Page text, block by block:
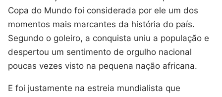
Copa do Mundo foi considerada por ele um dos
momentos mais marcantes da história do país.
Segundo o goleiro, a conquista uniu a população e
despertou um sentimento de orgulho nacional
poucas vezes visto na pequena nação africana.
E foi justamente na estreia mundialista que